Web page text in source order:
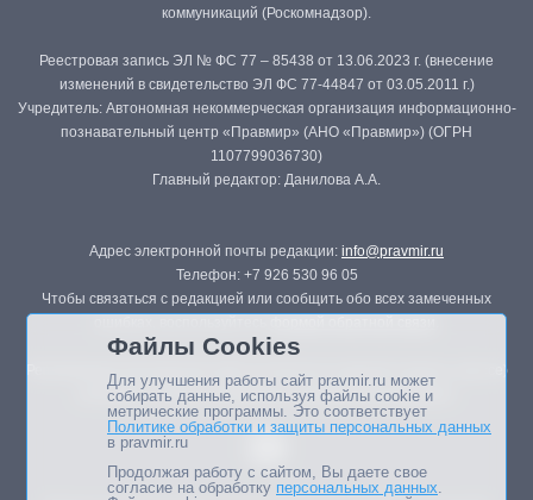
коммуникаций (Роскомнадзор).
Реестровая запись ЭЛ № ФС 77 – 85438 от 13.06.2023 г. (внесение
изменений в свидетельство ЭЛ ФС 77-44847 от 03.05.2011 г.)
Учредитель: Автономная некоммерческая организация информационно-
познавательный центр «Правмир» (АНО «Правмир») (ОГРН
1107799036730)
Главный редактор: Данилова А.А.
Адрес электронной почты редакции: info@pravmir.ru
Телефон: +7 926 530 96 05
Чтобы связаться с редакцией или сообщить обо всех замеченных
Републикация материалов сайта в печатных изданиях (книгах, прессе)
возможна только с письменного разрешения редакции.
Файлы Cookies
Для улучшения работы сайт pravmir.ru может
собирать данные, используя файлы cookie и
метрические программы. Это соответствует
Политике обработки и защиты персональных данных
в pravmir.ru
Продолжая работу с сайтом, Вы даете свое
согласие на обработку персональных данных.